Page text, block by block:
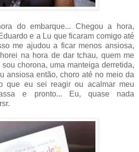
do embarque... Chegou a hora,
e a Lu que ficaram comigo até
me ajudou a ficar menos ansiosa,
na hora de dar tchau, quem me
chorona, uma manteiga derretida,
ansiosa então, choro até no meio da
que eu sei reagir ou acalmar meu
e pronto... Eu, quase nada